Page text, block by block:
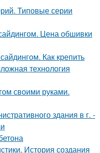
Типовые серии
Цена обшивки
Как крепить
технология
своими руками.
здания в г. -
История создания